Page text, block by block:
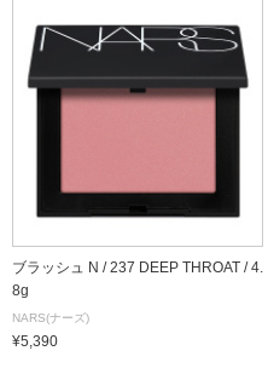
ブラッシュ N / 237 DEEP THROAT / 4.
8g
NARS(ナーズ)
¥5,390